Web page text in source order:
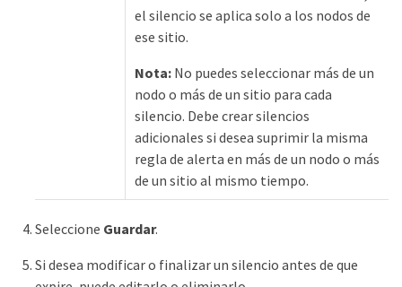
el silencio se aplica solo a los nodos de
ese sitio.
Nota:No puedes seleccionar más de un
nodo o más de un sitio para cada
silencio. Debe crear silencios
adicionales si desea suprimir la misma
regla de alerta en más de un nodo o más
de un sitio al mismo tiempo.
Seleccione Guardar.
Si desea modificar o finalizar un silencio antes de que